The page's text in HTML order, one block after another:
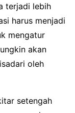
terjadi lebih
harus menjadi
mengatur
akan
oleh
setengah